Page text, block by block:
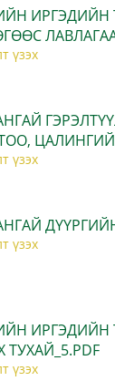
үзэх
үзэх
үзэх
ТУХАЙ_5.PDF
үзэх